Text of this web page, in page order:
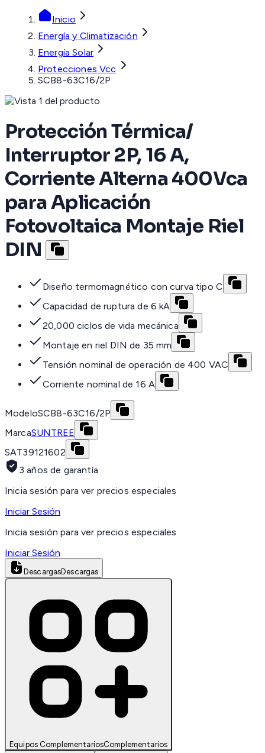
Inicio
Energía y Climatización
Energía Solar
Protecciones Vcc
SCB8-63C16/2P
Protección Térmica/
Interruptor 2P, 16 A,
Corriente Alterna 400Vca
para Aplicación
Fotovoltaica Montaje Riel
DIN
Diseño termomagnético con curva tipo C
Capacidad de ruptura de 6 kA
20,000 ciclos de vida mecánica
Montaje en riel DIN de 35 mm
Tensión nominal de operación de 400 VAC
Corriente nominal de 16 A
ModeloSCB8-63C16/2P
MarcaSUNTREE
SAT39121602
3 años de garantía
Inicia sesión para ver precios especiales
Iniciar Sesión
Inicia sesión para ver precios especiales
Iniciar Sesión
DescargasDescargas
Equipos ComplementariosComplementarios